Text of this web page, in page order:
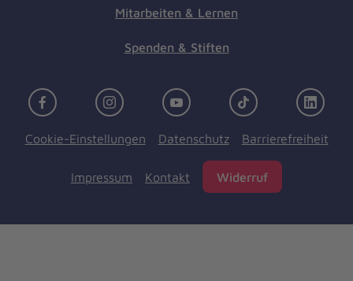
Mitarbeiten & Lernen
Spenden & Stiften
Facebook Instagram Youtube TikTok
Cookie-Einstellungen Datenschutz Barrierefreiheit
Impressum Kontakt Widerruf